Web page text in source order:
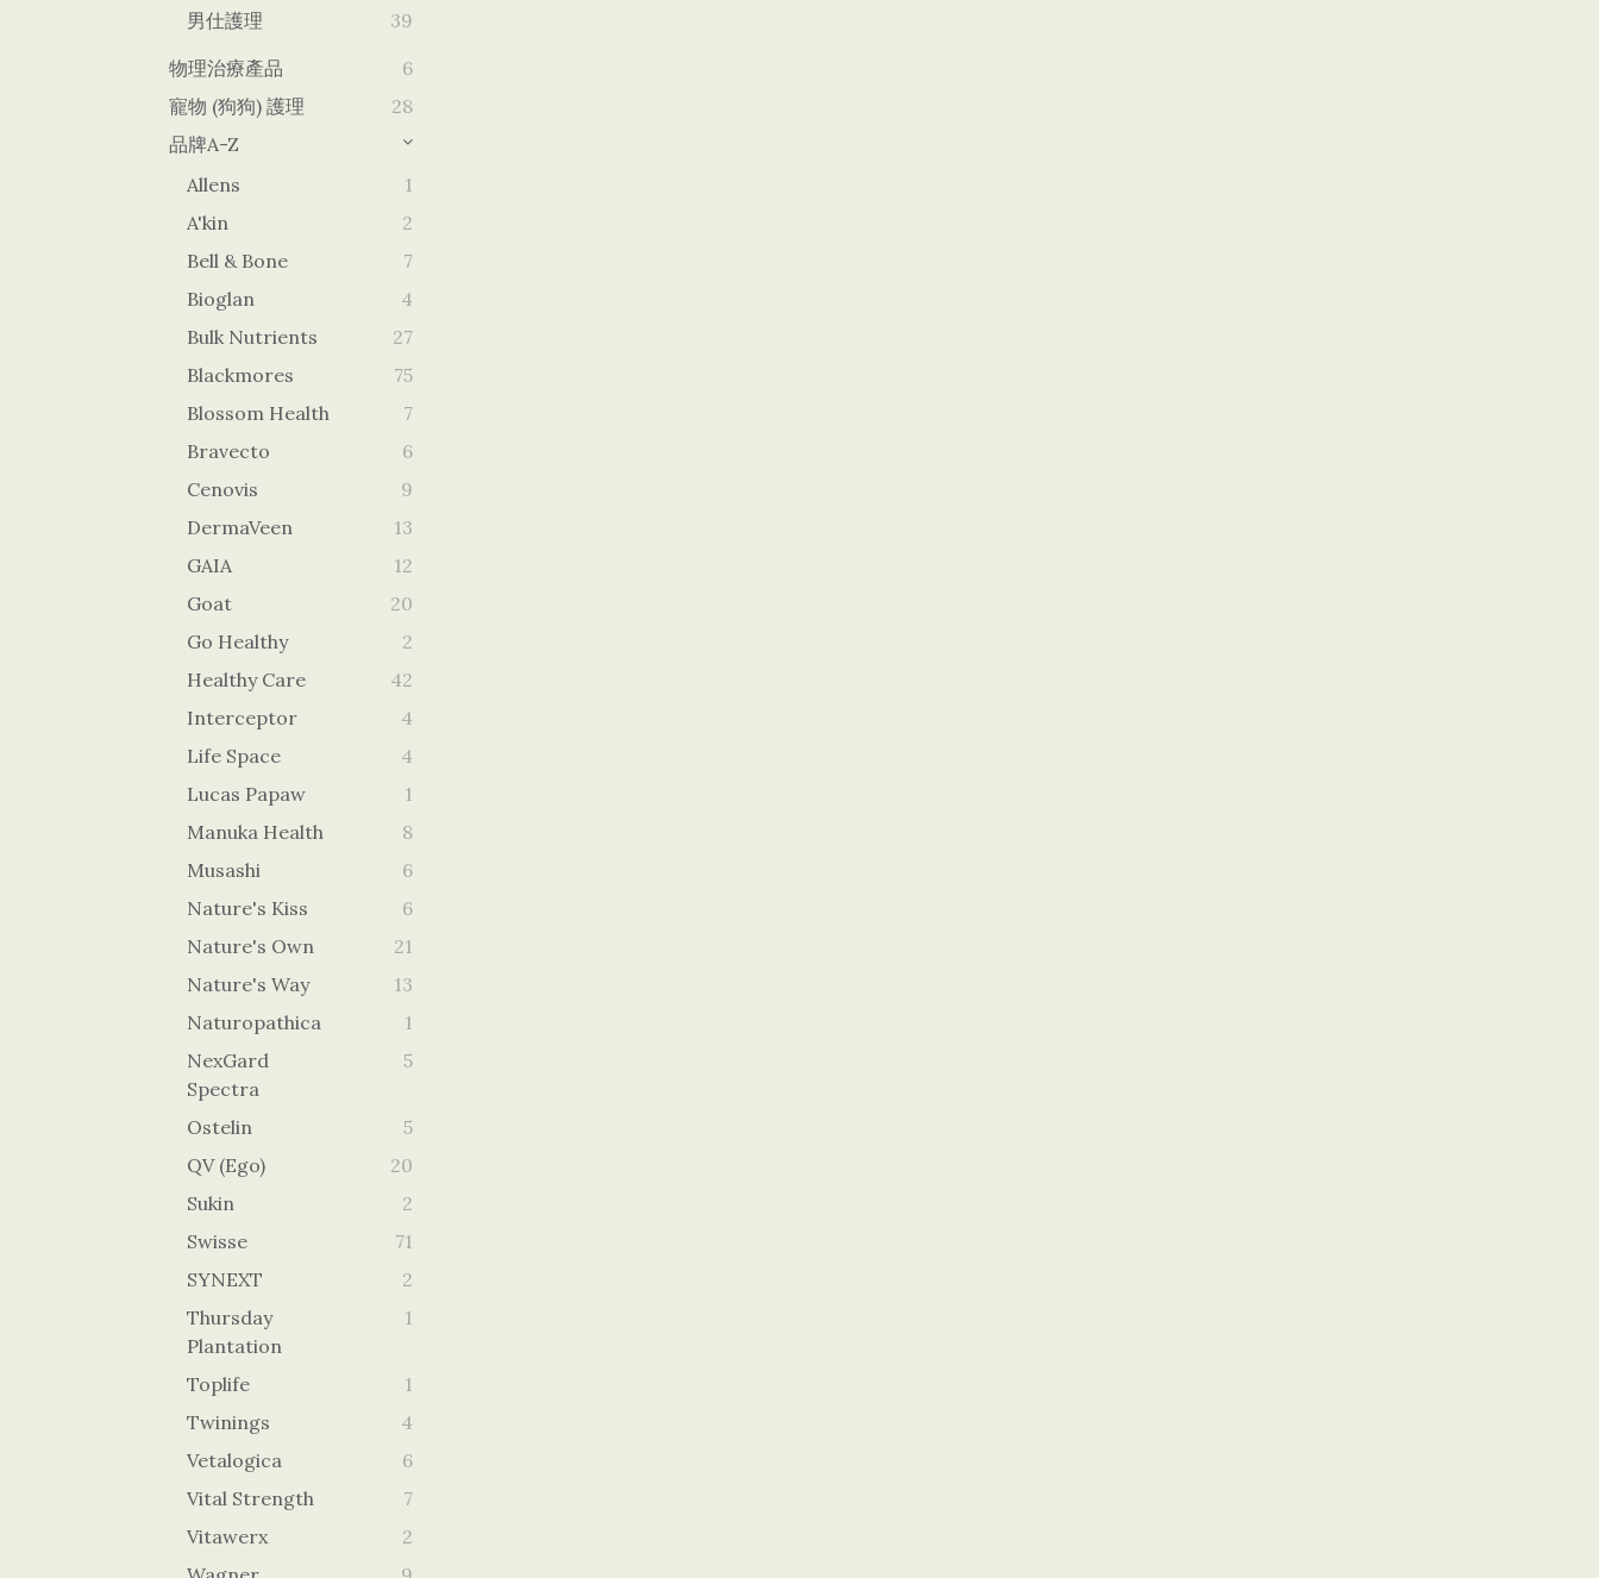
男仕護理
39
物理治療產品
6
寵物 (狗狗) 護理
28
品牌A-Z
Allens
1
A'kin
2
Bell & Bone
7
Bioglan
4
Bulk Nutrients
27
Blackmores
75
Blossom Health
7
Bravecto
6
Cenovis
9
DermaVeen
13
GAIA
12
Goat
20
Go Healthy
2
Healthy Care
42
Interceptor
4
Life Space
4
Lucas Papaw
1
Manuka Health
8
Musashi
6
Nature's Kiss
6
Nature's Own
21
Nature's Way
13
Naturopathica
1
NexGard
Spectra
5
Ostelin
5
QV (Ego)
20
Sukin
2
Swisse
71
SYNEXT
2
Thursday
Plantation
1
Toplife
1
Twinings
4
Vetalogica
6
Vital Strength
7
Vitawerx
2